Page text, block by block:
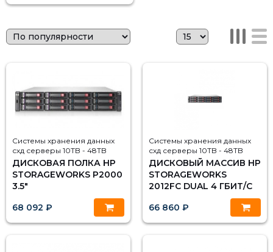
Системы хранения данных
схд серверы 10TB - 48TB
ДИСКОВАЯ ПОЛКА HP
STORAGEWORKS P2000
3.5"
68 092 ₽
Системы хранения данных
схд серверы 10TB - 48TB
ДИСКОВЫЙ МАССИВ HP
STORAGEWORKS
2012FC DUAL 4 ГБИТ/С
66 860 ₽